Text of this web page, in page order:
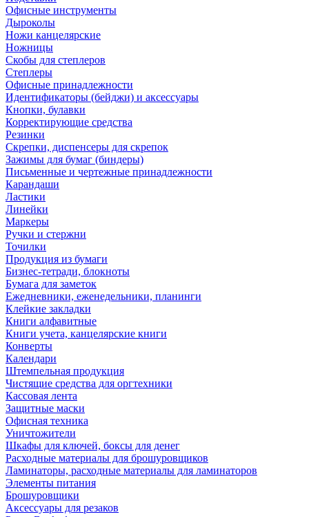
Офисные инструменты
Дыроколы
Ножи канцелярские
Ножницы
Скобы для степлеров
Степлеры
Офисные принадлежности
Идентификаторы (бейджи) и аксессуары
Кнопки, булавки
Корректирующие средства
Резинки
Скрепки, диспенсеры для скрепок
Зажимы для бумаг (биндеры)
Письменные и чертежные принадлежности
Карандаши
Ластики
Линейки
Маркеры
Ручки и стержни
Точилки
Продукция из бумаги
Бизнес-тетради, блокноты
Бумага для заметок
Ежедневники, еженедельники, планинги
Клейкие закладки
Книги алфавитные
Книги учета, канцелярские книги
Конверты
Календари
Штемпельная продукция
Чистящие средства для оргтехники
Кассовая лента
Защитные маски
Офисная техника
Уничтожители
Шкафы для ключей, боксы для денег
Расходные материалы для брошуровщиков
Ламинаторы, расходные материалы для ламинаторов
Элементы питания
Брошуровщики
Аксессуары для резаков